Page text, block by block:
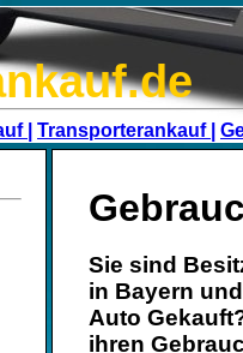
| Transporterankauf |
Sie sind
in Bayern
Auto
ihren